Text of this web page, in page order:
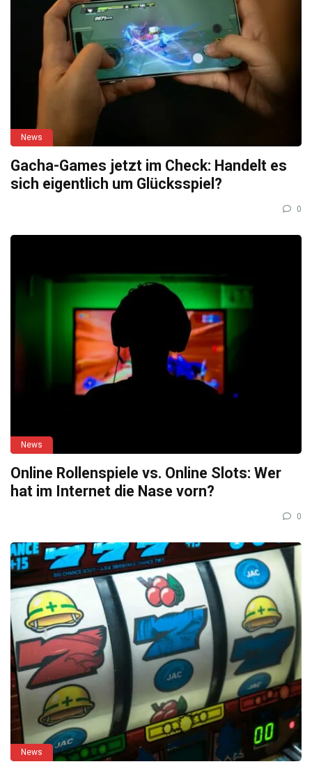
News
Gacha-Games jetzt im Check: Handelt es
sich eigentlich um Glücksspiel?
0
News
Online Rollenspiele vs. Online Slots: Wer
hat im Internet die Nase vorn?
0
News